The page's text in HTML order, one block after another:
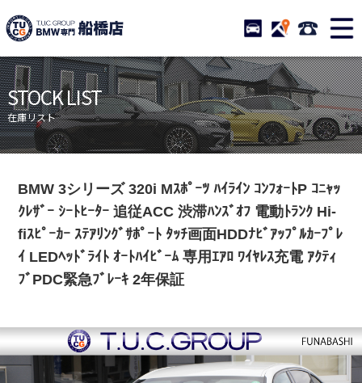
TUCグループ BMW専門
STOCK ACCESS 047-
ニュース
在庫リスト
目玉車両一覧
店舗紹介
保証＆サービス
アクセスマップ
特別作業について
オーダーサービス
買取無料査定
自動車保険
TUCとは？
リクルート
納車blog
会社概要
STOCK LIST
在庫リスト
BMW 3シリーズ 320i Mｽﾎﾟｰﾂ ﾊｲﾗｲﾝ ｺﾝﾌｫｰﾄP ｺﾆｬｯ
ｸﾚｻﾞｰ ｼｰﾄﾋｰﾀｰ 追従ACC 渋滞ﾊﾝｽﾞｵﾌ 電動ﾄﾗﾝｸ Hi-
fiｽﾋﾟｰｶｰ ｽﾃｱﾘﾝｸﾞｻﾎﾟｰﾄ ﾀｯﾁ画面HDDﾅﾋﾞｱｯﾌﾟﾙｶｰﾌﾟﾚ
ｲ LEDﾍｯﾄﾞﾗｲﾄ ｵｰﾄﾊｲﾋﾞｰﾑ 専用ｴｱﾛ ﾜｲﾔﾚｽ充電 ｱｸﾃｨ
ﾌﾞPDC緊急ﾌﾞﾚｰｷ 2年保証